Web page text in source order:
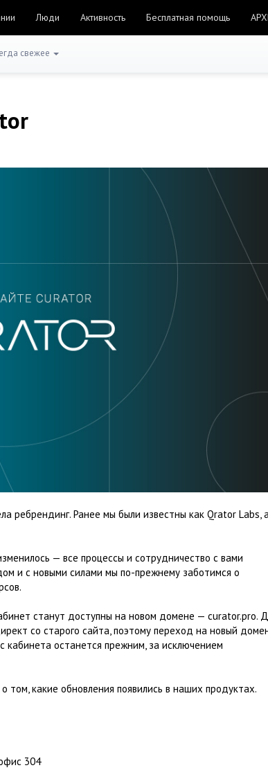
Люди Активность Бесплатная помощь
свежее
ребрендинг. Ранее мы были известны как Qrator Labs, а
— все процессы и сотрудничество с вами
и с новыми силами мы по-прежнему заботимся о
станут доступны на новом домене — curator.pro.
со старого сайта, поэтому переход на новый
останется прежним, за исключением
какие обновления появились в наших продуктах.
304